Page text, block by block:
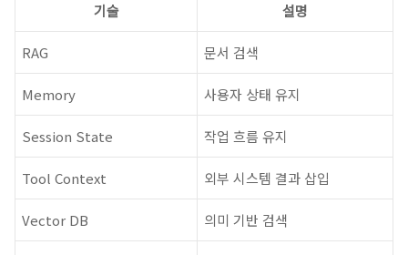
기술 설명
RAG 문서 검색
Memory 사용자 상태 유지
Session State 작업 흐름 유지
Tool Context 외부 시스템 결과 삽입
Vector DB 의미 기반 검색